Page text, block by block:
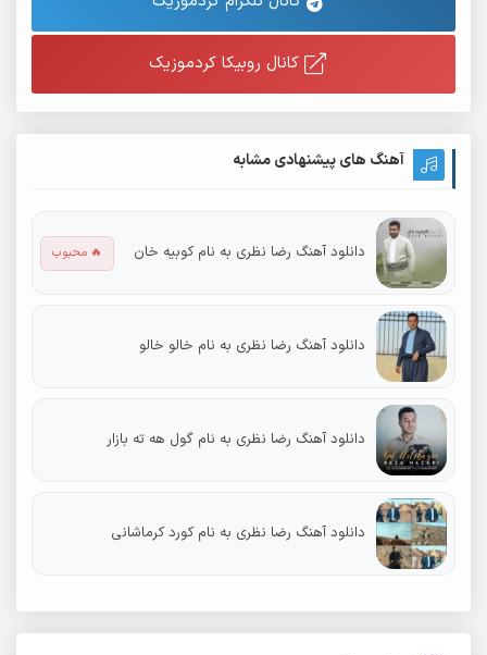
کانال روبیکا کردموزیک
آهنگ های پیشنهادی مشابه
دانلود آهنگ رضا نظری به نام کوبیه خان 🔥 محبوب
دانلود آهنگ رضا نظری به نام خالو خالو
دانلود آهنگ رضا نظری به نام گول هه ته بازار
دانلود آهنگ رضا نظری به نام کورد کرماشانی